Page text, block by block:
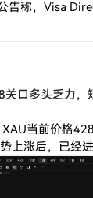
告称，Visa
能
口多头乏力，
当前价格
上涨后，已经
象。 很多交易